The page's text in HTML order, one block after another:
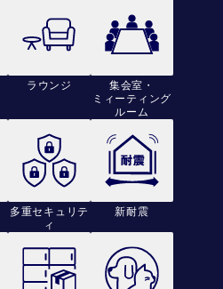
ラウンジ
集会室・
ミィーティング
ルーム
多重セキュリテ
ィ
新耐震